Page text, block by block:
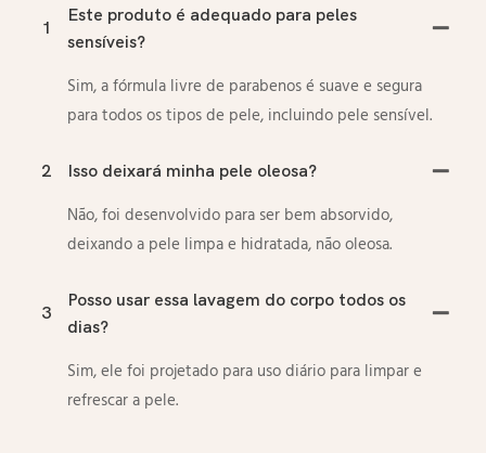
1
Este produto é adequado para peles
sensíveis?
Sim, a fórmula livre de parabenos é suave e segura
para todos os tipos de pele, incluindo pele sensível.
2 Isso deixará minha pele oleosa?
Não, foi desenvolvido para ser bem absorvido,
deixando a pele limpa e hidratada, não oleosa.
3
Posso usar essa lavagem do corpo todos os
dias?
Sim, ele foi projetado para uso diário para limpar e
refrescar a pele.